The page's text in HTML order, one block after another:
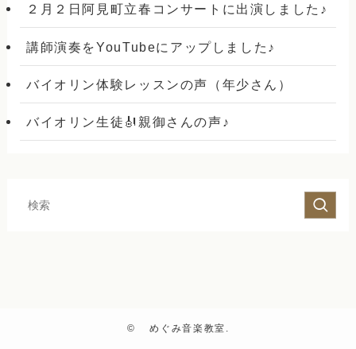
２月２日阿見町立春コンサートに出演しました♪
講師演奏をYouTubeにアップしました♪
バイオリン体験レッスンの声（年少さん）
バイオリン生徒🎻親御さんの声♪
© めぐみ音楽教室.